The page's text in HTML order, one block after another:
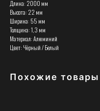
Длина: 2000 мм
Высота: 22 мм
Ширина: 55 мм
Толщина: 1,3 мм
Материал: Алюминий
Цвет: Чёрный / Белый
Похожие товары